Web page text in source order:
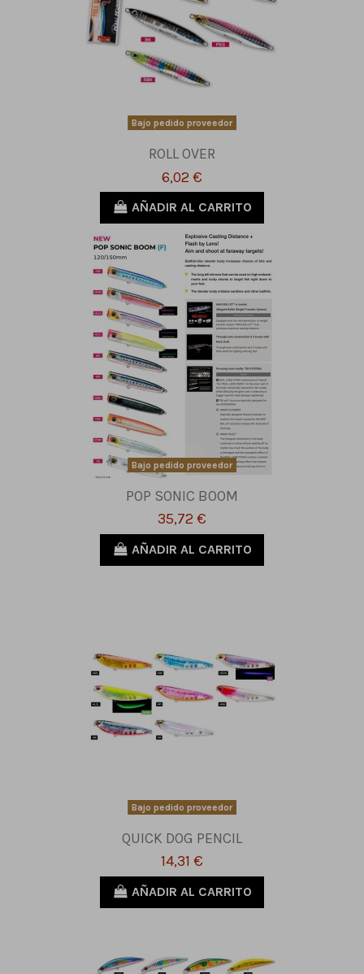
Bajo pedido proveedor
ROLL OVER
6,02 €
AÑADIR AL CARRITO
Bajo pedido proveedor
POP SONIC BOOM
35,72 €
AÑADIR AL CARRITO
Bajo pedido proveedor
QUICK DOG PENCIL
14,31 €
AÑADIR AL CARRITO